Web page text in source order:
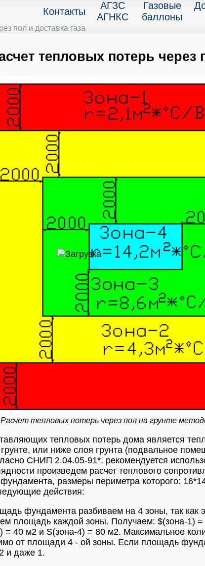
Контакты
АГЗС
АГНКС
Газовые
баллоны
пол и доставка газа
тепловых потерь через
Расчет тепловых потерь через пол на грунте
тепловых потерь дома является
или ниже слоя грунта (подвальное
СНИП 2.04.05-91*, рекомендуется
произведем расчет теплового
размеры периметра которого:
действия:
фундамента разбиваем на 4 зоны, так как
площадь каждой зоны. Получаем: $(зона-1)
= 40 м2 и S(зона-4) = 80 м2. Максимальное
от площади 4 - ой зоны. Если площадь
и даже 1.